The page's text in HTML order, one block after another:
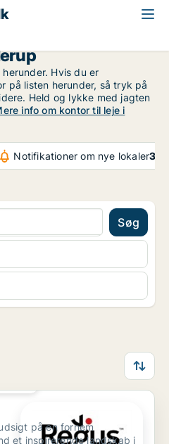
Hvis du er
på listen herunder, så tryk på
Held og lykke med jagten
info om kontor til leje i
Notifikationer om nye lokaler
Søg
på en fornem
et inspirerende landskab i